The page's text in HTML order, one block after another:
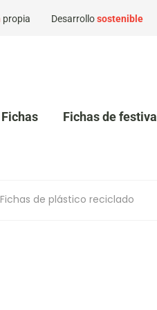
propia Desarrollosostenible
Fichas Fichas de festival
Fichas de plástico reciclado